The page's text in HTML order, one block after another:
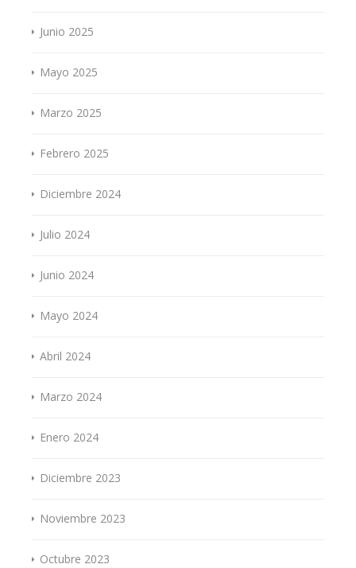
Junio 2025
Mayo 2025
Marzo 2025
Febrero 2025
Diciembre 2024
Julio 2024
Junio 2024
Mayo 2024
Abril 2024
Marzo 2024
Enero 2024
Diciembre 2023
Noviembre 2023
Octubre 2023